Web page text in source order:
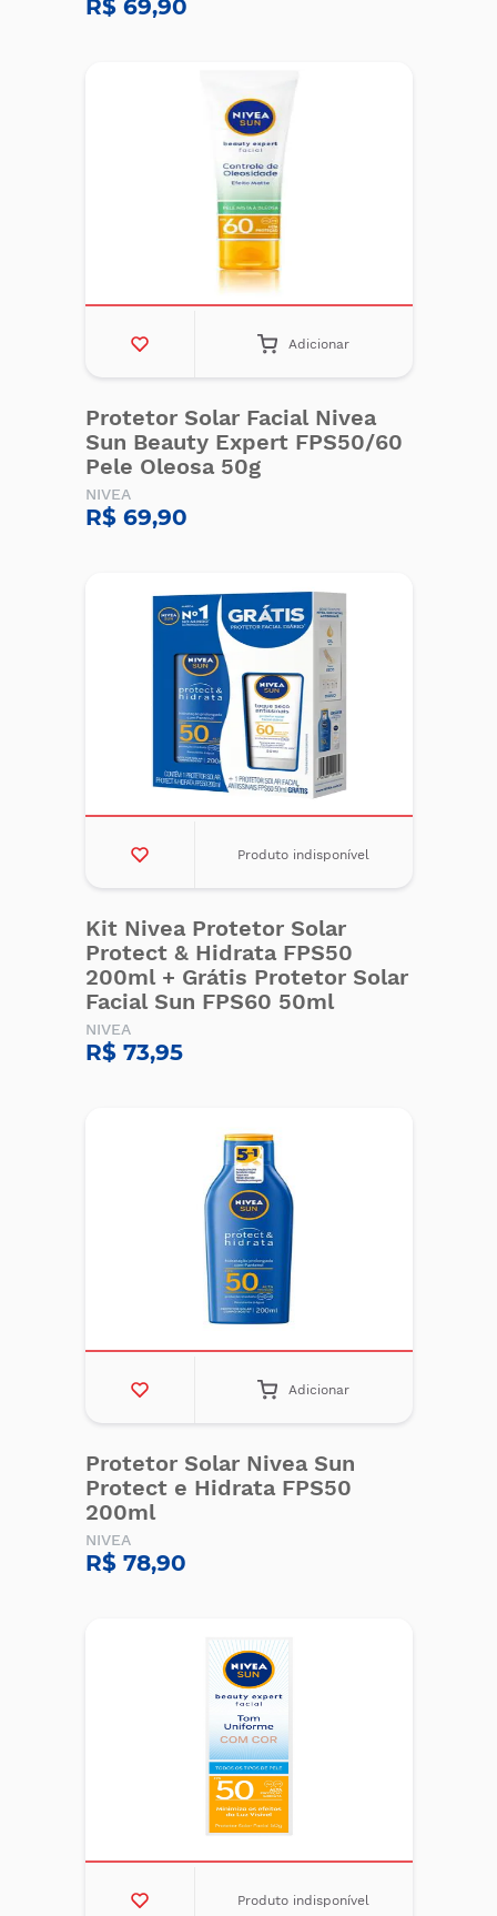
R$ 69,90
Adicionar
Protetor Solar Facial Nivea
Sun Beauty Expert FPS50/60
Pele Oleosa 50g
NIVEA
R$ 69,90
Produto indisponível
Kit Nivea Protetor Solar
Protect & Hidrata FPS50
200ml + Grátis Protetor Solar
Facial Sun FPS60 50ml
NIVEA
R$ 73,95
Adicionar
Protetor Solar Nivea Sun
Protect e Hidrata FPS50
200ml
NIVEA
R$ 78,90
Produto indisponível